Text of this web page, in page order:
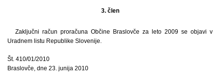
3. člen
Zaključni račun proračuna Občine Braslovče za leto 2009 se objavi v
Uradnem listu Republike Slovenije.
Št. 410/01/2010
Braslovče, dne 23. junija 2010